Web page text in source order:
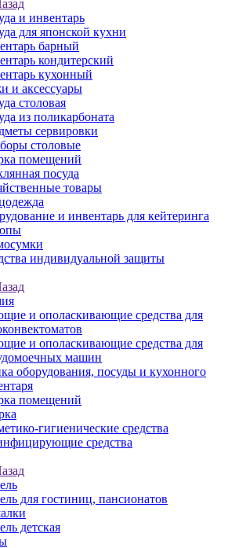
и инвентарь
для японской кухни
барный
кондитерский
кухонный
и аксессуары
столовая
из поликарбоната
сервировки
столовые
помещений
посуда
товары
и инвентарь для кейтеринга
индивидуальной защиты
и ополаскивающие средства для
и ополаскивающие средства для
машин
оборудования, посуды и кухонного
помещений
гигиенические средства
средства
для гостиниц, пансионатов
детская